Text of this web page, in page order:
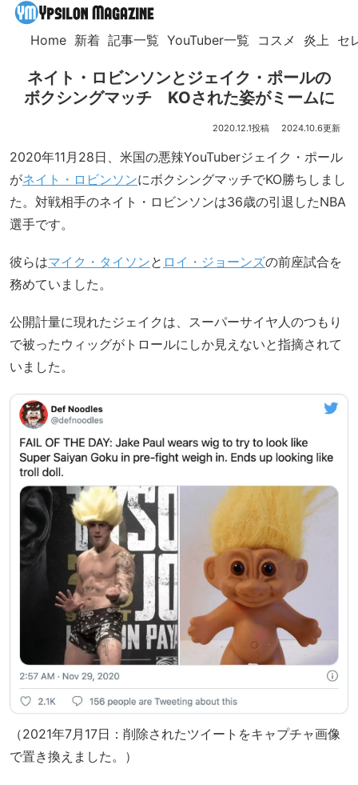
Home 新着 記事一覧 YouTuber一覧 コスメ 炎上 セ
ネイト・ロビンソンとジェイク・ポールの
ボクシングマッチ KOされた姿がミームに
2020.12.1 2024.10.6
2020年11月28日、米国の悪辣YouTuberジェイク・ポール
がネイト・ロビンソンにボクシングマッチでKO勝ちしまし
た。対戦相手のネイト・ロビンソンは36歳の引退したNBA
選手です。
彼らはマイク・タイソンと ロイ・ジョーンズの前座試合を
務めていました。
公開計量に現れたジェイクは、スーパーサイヤ人のつもり
で被ったウィッグがトロールにしか見えないと指摘されて
いました。
（2021年7月17日：削除されたツイートをキャプチャ画像
で置き換えました。）